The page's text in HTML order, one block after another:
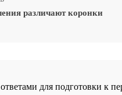
различают коронки
для подготовки к